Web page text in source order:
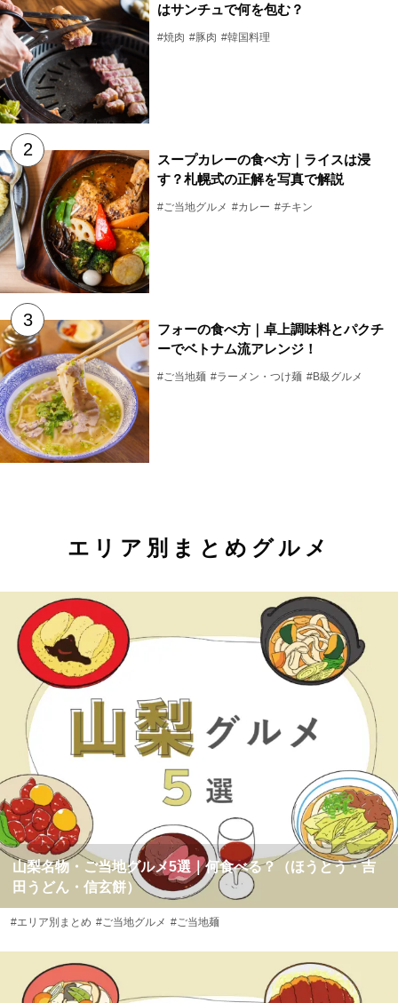
はサンチュで何を包む？
#焼肉 #豚肉 #韓国料理
スープカレーの食べ方｜ライスは浸
す？札幌式の正解を写真で解説
#ご当地グルメ #カレー #チキン
フォーの食べ方｜卓上調味料とパクチ
ーでベトナム流アレンジ！
#ご当地麺 #ラーメン・つけ麺 #B級グルメ
エリア別まとめグルメ
山梨名物・ご当地グルメ5選｜何食べる？（ほうとう・吉
田うどん・信玄餅）
#エリア別まとめ #ご当地グルメ #ご当地麺